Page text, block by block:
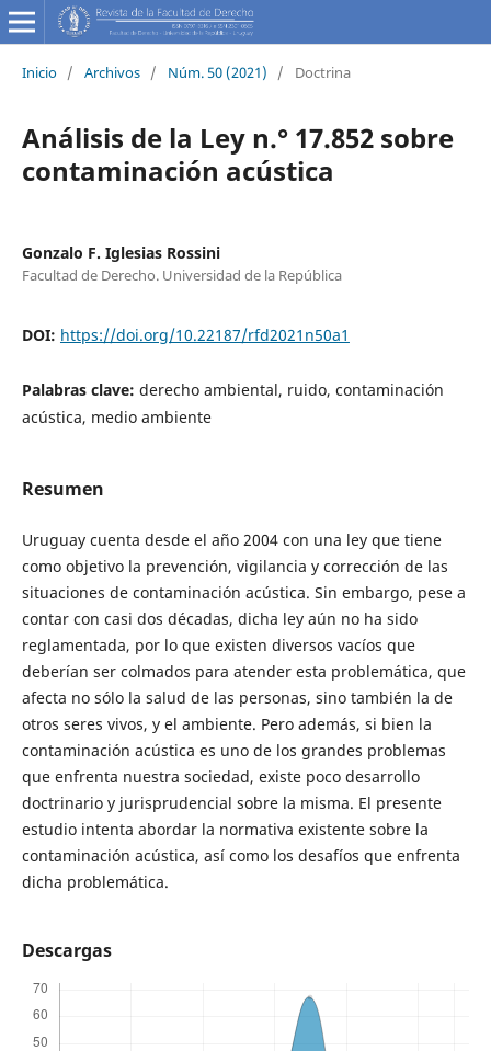
Inicio / Archivos / Núm. 50 (2021) / Doctrina
Análisis de la Ley n.° 17.852 sobre
contaminación acústica
Gonzalo F. Iglesias Rossini
Facultad de Derecho. Universidad de la República
DOI: https://doi.org/10.22187/rfd2021n50a1
Palabras clave: derecho ambiental, ruido, contaminación
acústica, medio ambiente
Resumen
Uruguay cuenta desde el año 2004 con una ley que tiene
como objetivo la prevención, vigilancia y corrección de las
situaciones de contaminación acústica. Sin embargo, pese a
contar con casi dos décadas, dicha ley aún no ha sido
reglamentada, por lo que existen diversos vacíos que
deberían ser colmados para atender esta problemática, que
afecta no sólo la salud de las personas, sino también la de
otros seres vivos, y el ambiente. Pero además, si bien la
contaminación acústica es uno de los grandes problemas
que enfrenta nuestra sociedad, existe poco desarrollo
doctrinario y jurisprudencial sobre la misma. El presente
estudio intenta abordar la normativa existente sobre la
contaminación acústica, así como los desafíos que enfrenta
dicha problemática.
Descargas